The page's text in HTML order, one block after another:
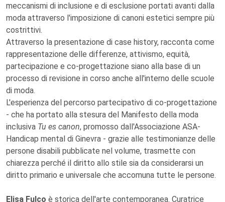
meccanismi di inclusione e di esclusione portati avanti dalla
moda attraverso l'imposizione di canoni estetici sempre più
costrittivi.
Attraverso la presentazione di case history, racconta come
rappresentazione delle differenze, attivismo, equità,
partecipazione e co-progettazione siano alla base di un
processo di revisione in corso anche all'interno delle scuole
di moda.
L'esperienza del percorso partecipativo di co-progettazione
- che ha portato alla stesura del Manifesto della moda
inclusiva Tu es canon, promosso dall'Associazione ASA-
Handicap mental di Ginevra - grazie alle testimonianze delle
persone disabili pubblicate nel volume, trasmette con
chiarezza perché il diritto allo stile sia da considerarsi un
diritto primario e universale che accomuna tutte le persone.
Elisa Fulco è storica dell'arte contemporanea. Curatrice